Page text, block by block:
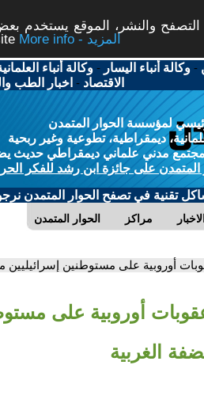
والنشر، الموقع يستخدم
More info - المزيد
-وكالة أنباء اليسار -وكالة أنباء
الاقتصاد - اخبار الطب
لمؤسسة الحوار المتمدن
ديمقراطية، تطوعية وغير ربحية
مدني علماني ديمقراطي حديث
المتمدن على جائزة ابن رشد للفكر الحر
تقنية في تصفح الحوار المتمدن
الحوار المتمدن مراكز الاخبار
أوروبية على مستوطنين إسرائيليين
أوروبية على
الغربية